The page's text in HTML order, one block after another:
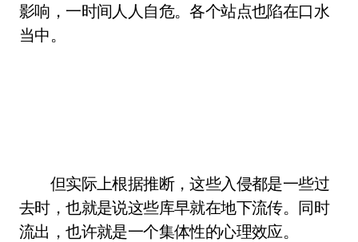
影响，一时间人人自危。各个站点也陷在口水
当中。
但实际上根据推断，这些入侵都是一些过
去时，也就是说这些库早就在地下流传。同时
流出，也许就是一个集体性的心理效应。